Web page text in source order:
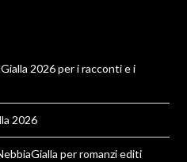
2026 per i racconti e i
2026
per romanzi editi